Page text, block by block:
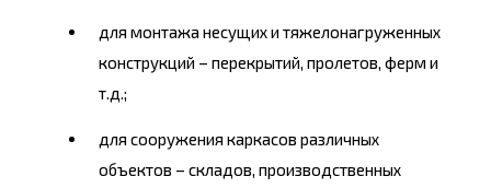
для монтажа несущих и тяжелонагруженных
конструкций – перекрытий, пролетов, ферм и
т.д.;
для сооружения каркасов различных
объектов – складов, производственных